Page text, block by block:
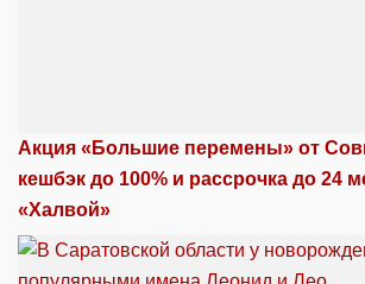
Акция «Большие перемены» от
кешбэк до 100% и рассрочка до 24
«Халвой»